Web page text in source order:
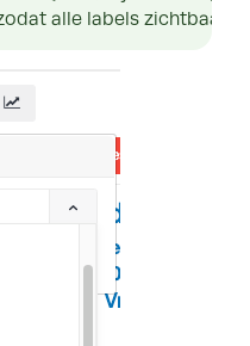
alle labels zichtbaar